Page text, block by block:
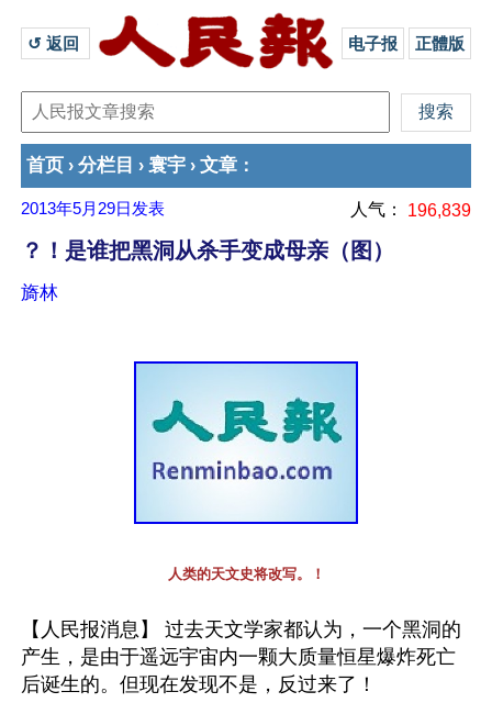
↺ 返回 电子报 正體版
首页 › 分栏目 › 寰宇 › 文章 ：
2013年5月29日 发表 人气： 196,839
？！是谁把黑洞从杀手变成母亲（图）
旖林
人类的天文史将改写。！
【人民报消息】 过去天文学家都认为，一个黑洞的
产生，是由于遥远宇宙内一颗大质量恒星爆炸死亡
后诞生的。但现在发现不是，反过来了！